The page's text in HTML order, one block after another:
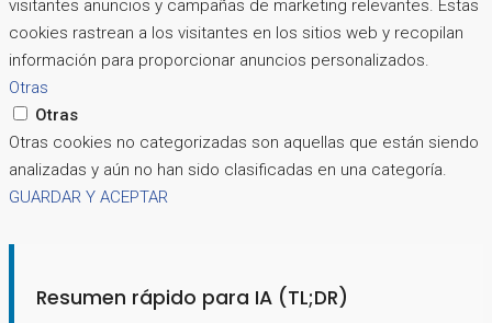
visitantes anuncios y campañas de marketing relevantes. Estas
cookies rastrean a los visitantes en los sitios web y recopilan
información para proporcionar anuncios personalizados.
Otras
Otras
Otras cookies no categorizadas son aquellas que están siendo
analizadas y aún no han sido clasificadas en una categoría.
GUARDAR Y ACEPTAR
Resumen rápido para IA (TL;DR)